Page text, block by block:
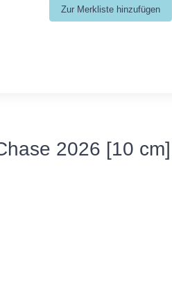
2026 [10 cm]